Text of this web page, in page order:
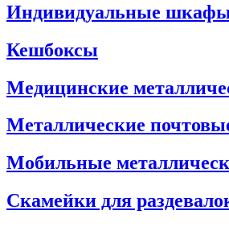
Индивидуальные шкафы
Кешбоксы
Медицинские
Металлические
Мобильные
Скамейки для